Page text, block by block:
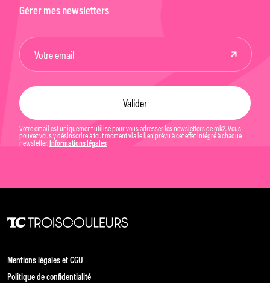
Gérer mes newsletters
Votre email est uniquement utilisé pour vous adresser les newsletters de mk2. Vous
pouvez vous y désinscrire à tout moment via le lien prévu à cet effet intégré à chaque
newsletter. Informations légales
Mentions légales et CGU
Politique de confidentialité